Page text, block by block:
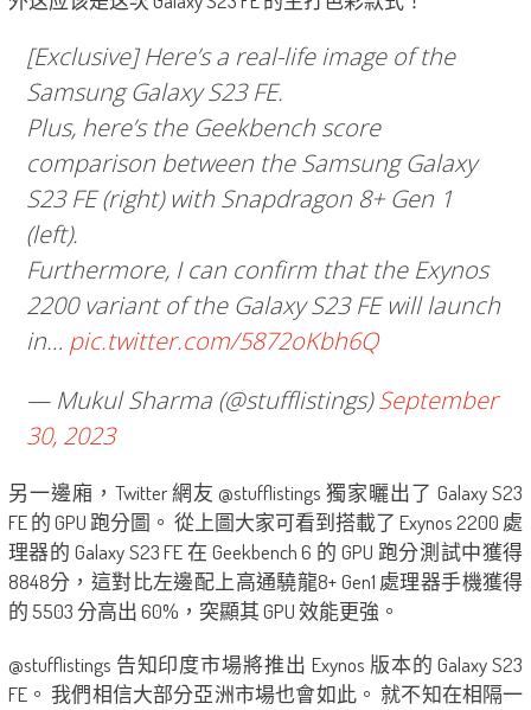
[Exclusive] Here’s a real-life image of the
Samsung Galaxy S23 FE.
Plus, here’s the Geekbench score
comparison between the Samsung Galaxy
S23 FE (right) with Snapdragon 8+ Gen 1
(left).
Furthermore, I can confirm that the Exynos
2200 variant of the Galaxy S23 FE will launch
in… pic.twitter.com/5872oKbh6Q
— Mukul Sharma (@stufflistings)September
30, 2023
另一邊廂，Twitter 網友 @stufflistings 獨家曬出了 Galaxy S23
FE 的 GPU 跑分圖。 從上圖大家可看到搭載了 Exynos 2200 處
理器的 Galaxy S23 FE 在 Geekbench 6 的 GPU 跑分測試中獲得
8848分，這對比左邊配上高通驍龍8+ Gen1 處理器手機獲得
的 5503 分高出 60%，突顯其 GPU 效能更強。
@stufflistings 告知印度市場將推出 Exynos 版本的 Galaxy S23
FE。 我們相信大部分亞洲市場也會如此。 就不知在相隔一